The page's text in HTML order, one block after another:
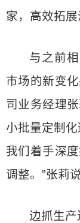
家，高效拓展
与之前
市场的新变
司业务经理
小批量定制化
我们着手深
调整。”张莉说
边抓生产